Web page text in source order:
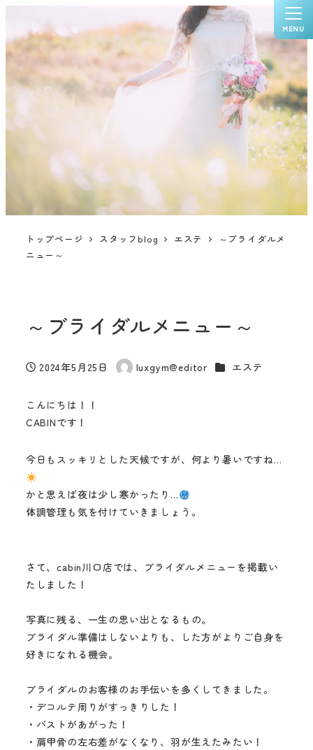
MENU
トップページ スタッフblog エステ
～ブライダルメ
ニュー～
～ブライダルメニュー～
投稿日
2024年5月25日
著
luxgym@editor カテゴリー
エステ
こんにちは！！
CABINです！
今日もスッキリとした天候ですが、何より暑いですね…
かと思えば夜は少し寒かったり…
体調管理も気を付けていきましょう。
さて、cabin川口店では、ブライダルメニューを掲載い
たしました！
写真に残る、一生の思い出となるもの。
ブライダル準備はしないよりも、した方がよりご自身を
好きになれる機会。
ブライダルのお客様のお手伝いを多くしてきました。
・デコルテ周りがすっきりした！
・バストがあがった！
・肩甲骨の左右差がなくなり、羽が生えたみたい！